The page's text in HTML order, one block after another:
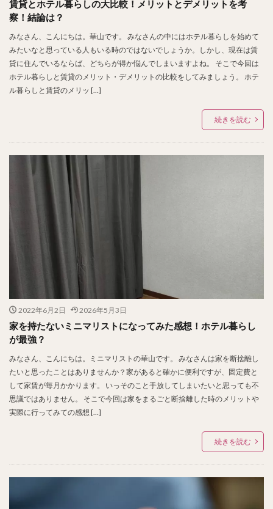
賃貸とホテル暮らしの大比較！メリットとデメリットを考
察！結論は？
みなさん、こんにちは。華山です。 みなさんの中にはホテル暮らしを始めて
みたいなと思っている人もいる時のではないでしょうか。しかし、現在は賃
貸に住んでいるならば、どちらが得か悩んでしまいますよね。 そこで今回は
ホテル暮らしと賃貸のメリット・デメリットの比較をしてみましょう。 ホテ
ル暮らしと賃貸のメリッ […]
続きを読む
2022年6月2日 2026年5月3日
家を持たないミニマリストになってみた感想！ホテル暮らし
が最強？
みなさん、こんにちは。ミニマリストの華山です。 みなさんは家を断捨離し
たいと思ったことはありませんか？家があると確かに便利ですが、固定費と
して家賃が毎月かかります。 いっそのこと手放してしまいたいと思っても不
思議ではありません。 そこで今回は家をまるごと断捨離した時のメリットや
実際に行ってみての感想 […]
続きを読む